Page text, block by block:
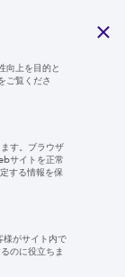
向上を目的と
ご覧くださ
す。ブラウザ
サイトを正常
する情報を保
がサイト内で
のに役立ちま